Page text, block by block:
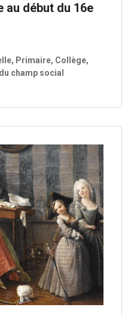
au début du 16e
Primaire, Collège,
champ social